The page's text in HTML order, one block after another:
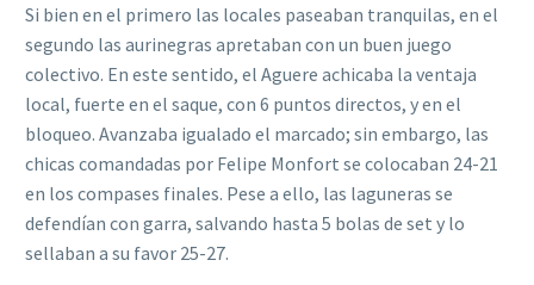
Si bien en el primero las locales paseaban tranquilas, en el
segundo las aurinegras apretaban con un buen juego
colectivo. En este sentido, el Aguere achicaba la ventaja
local, fuerte en el saque, con 6 puntos directos, y en el
bloqueo. Avanzaba igualado el marcado; sin embargo, las
chicas comandadas por Felipe Monfort se colocaban 24-21
en los compases finales. Pese a ello, las laguneras se
defendían con garra, salvando hasta 5 bolas de set y lo
sellaban a su favor 25-27.